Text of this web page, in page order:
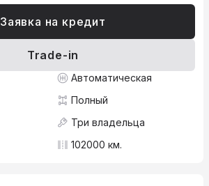
Заявка на кредит
Trade-in
Автоматическая
Полный
Три владельца
102000 км.